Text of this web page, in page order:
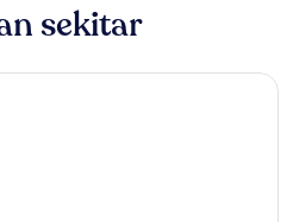
sekitar